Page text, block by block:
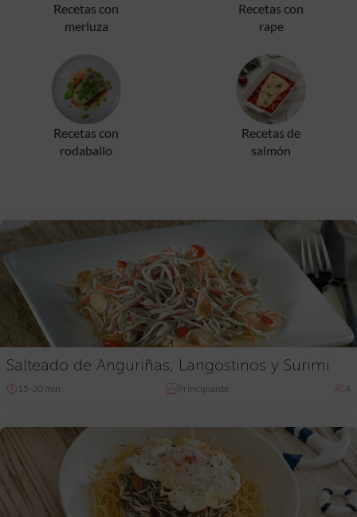
Recetas con
merluza
Recetas con
rape
Recetas con
rodaballo
Recetas de
salmón
Salteado de Anguriñas, Langostinos y Surimi
15-30 min Principiante 4